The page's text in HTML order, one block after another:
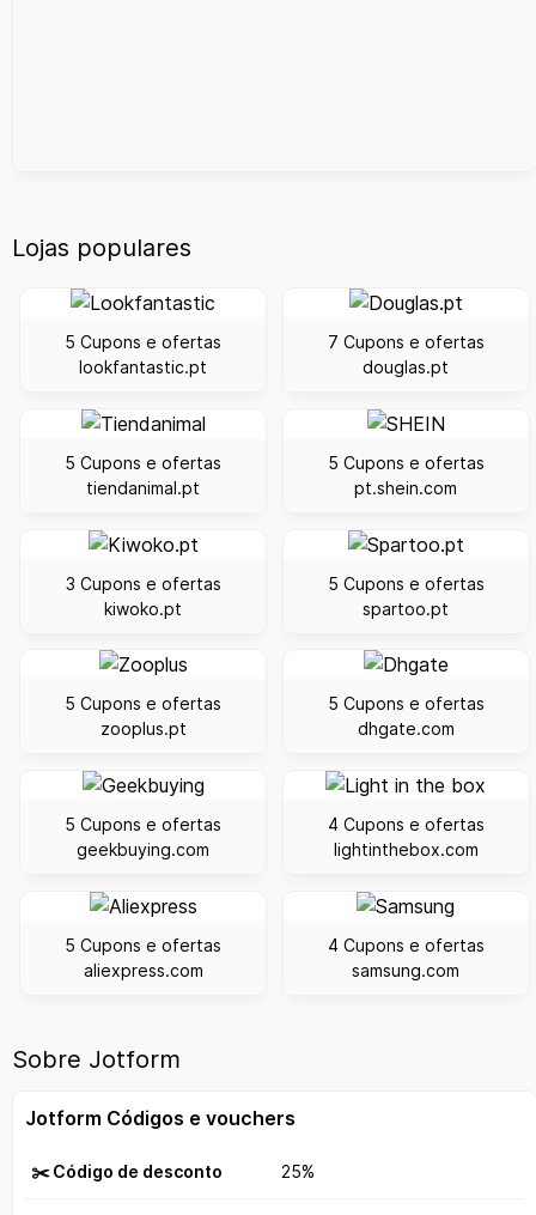
Lojas populares
5 Cupons e ofertas
lookfantastic.pt
7 Cupons e ofertas
douglas.pt
5 Cupons e ofertas
tiendanimal.pt
5 Cupons e ofertas
pt.shein.com
3 Cupons e ofertas
kiwoko.pt
5 Cupons e ofertas
spartoo.pt
5 Cupons e ofertas
zooplus.pt
5 Cupons e ofertas
dhgate.com
5 Cupons e ofertas
geekbuying.com
4 Cupons e ofertas
lightinthebox.com
5 Cupons e ofertas
aliexpress.com
4 Cupons e ofertas
samsung.com
Sobre Jotform
Jotform Códigos e vouchers
✂️ Código de desconto 25%